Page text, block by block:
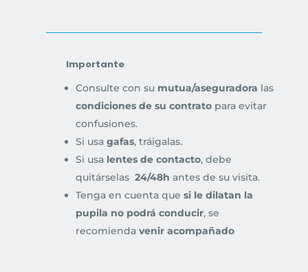
Importante
Consulte con sumutua/aseguradora las
condiciones de su contratopara evitar
confusiones.
Si usa gafas, tráigalas.
Si usa lentes de contacto, debe
quitárselas 24/48h antes de su visita.
Tenga en cuenta que si le dilatan la
pupila no podrá conducir, se
recomienda venir acompañado